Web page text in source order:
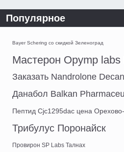
Популярное
Bayer Schering со скидкой Зеленоград
Мастерон Opymp labs
Заказать Nandrolone
Данабол Balkan
Пептид Cjc1295dac цена
Трибулус Поронайск
Провирон SP Labs Талнах